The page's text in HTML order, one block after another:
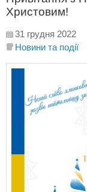
Христовим!
31 грудня 2022
Новини та події